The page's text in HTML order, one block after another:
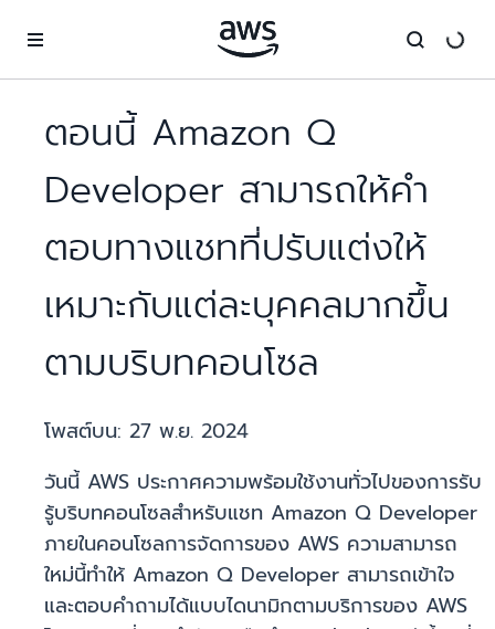
ตอนนี้ Amazon Q
Developer สามารถให้คำ
ตอบทางแชทที่ปรับแต่งให้
เหมาะกับแต่ละบุคคลมากขึ้น
ตามบริบทคอนโซล
โพสต์บน: 27 พ.ย. 2024
วันนี้ AWS ประกาศความพร้อมใช้งานทั่วไปของการรับ
รู้บริบทคอนโซลสำหรับแชท Amazon Q Developer
ภายในคอนโซลการจัดการของ AWS ความสามารถ
ใหม่นี้ทำให้ Amazon Q Developer สามารถเข้าใจ
และตอบคำถามได้แบบไดนามิกตามบริการของ AWS